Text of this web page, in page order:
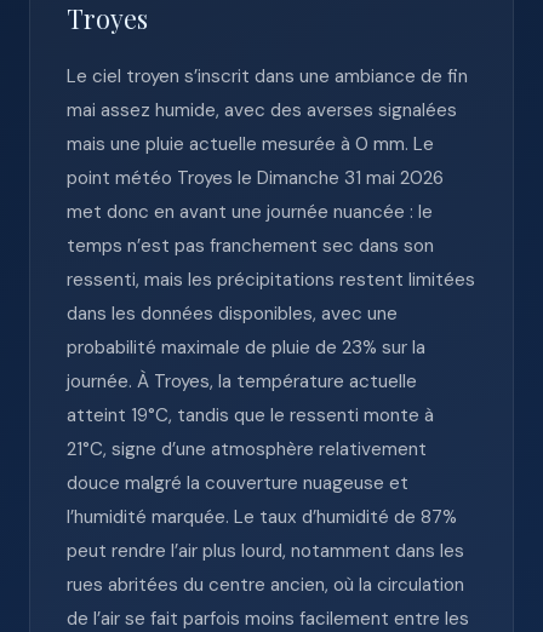
Troyes
Le ciel troyen s’inscrit dans une ambiance de fin
mai assez humide, avec des averses signalées
mais une pluie actuelle mesurée à 0 mm. Le
point météo Troyes le Dimanche 31 mai 2026
met donc en avant une journée nuancée : le
temps n’est pas franchement sec dans son
ressenti, mais les précipitations restent limitées
dans les données disponibles, avec une
probabilité maximale de pluie de 23% sur la
journée. À Troyes, la température actuelle
atteint 19°C, tandis que le ressenti monte à
21°C, signe d’une atmosphère relativement
douce malgré la couverture nuageuse et
l’humidité marquée. Le taux d’humidité de 87%
peut rendre l’air plus lourd, notamment dans les
rues abritées du centre ancien, où la circulation
de l’air se fait parfois moins facilement entre les